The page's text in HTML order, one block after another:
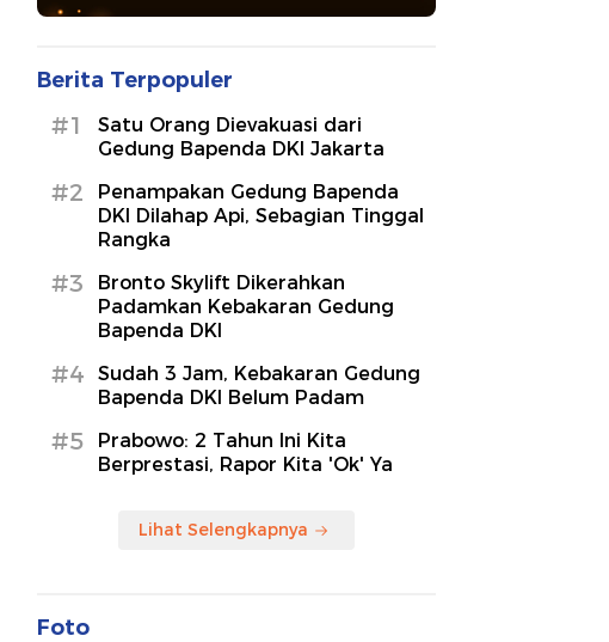
Berita Terpopuler
#1
Satu Orang Dievakuasi dari
Gedung Bapenda DKI Jakarta
#2
Penampakan Gedung Bapenda
DKI Dilahap Api, Sebagian Tinggal
Rangka
#3
Bronto Skylift Dikerahkan
Padamkan Kebakaran Gedung
Bapenda DKI
#4
Sudah 3 Jam, Kebakaran Gedung
Bapenda DKI Belum Padam
#5
Prabowo: 2 Tahun Ini Kita
Berprestasi, Rapor Kita 'Ok' Ya
Lihat Selengkapnya
Foto